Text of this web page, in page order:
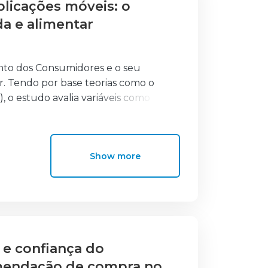
à revisão de literatura
móveis: o
e alimentar
dos Consumidores e o seu
Tendo por base teorias como o
estudo avalia variáveis como
no processo de compra e
aplicações móveis para
online, a atenção focada e a
apresentou maior utilização
Show more
confiança do